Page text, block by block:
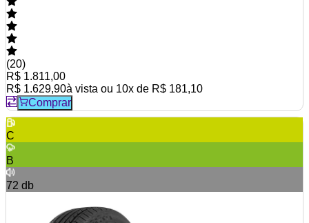
(20)
R$ 1.811,00
R$ 1.629,90à vista ou 10x de R$ 181,10
Comprar
C
B
72 db